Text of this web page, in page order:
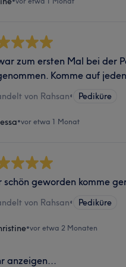
zum ersten Mal bei der
Komme auf
von Rahsan• Pediküre
•vor etwa 1 Monat
schön geworden komme
von Rahsan• Pediküre
•vor etwa 2 Monaten
anzeigen...